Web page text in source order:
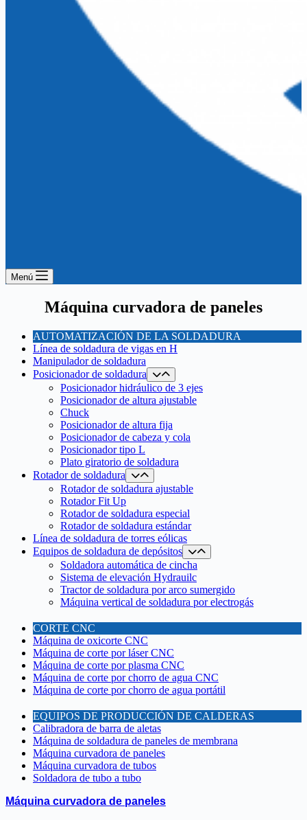
Menú
Máquina curvadora de paneles
AUTOMATIZACIÓN DE LA SOLDADURA
Línea de soldadura de vigas en H
Manipulador de soldadura
Posicionador de soldadura
Posicionador hidráulico de 3 ejes
Posicionador de altura ajustable
Chuck
Posicionador de altura fija
Posicionador de cabeza y cola
Posicionador tipo L
Plato giratorio de soldadura
Rotador de soldadura
Rotador de soldadura ajustable
Rotador Fit Up
Rotador de soldadura especial
Rotador de soldadura estándar
Línea de soldadura de torres eólicas
Equipos de soldadura de depósitos
Soldadora automática de cincha
Sistema de elevación Hydrauilc
Tractor de soldadura por arco sumergido
Máquina vertical de soldadura por electrogás
CORTE CNC
Máquina de oxicorte CNC
Máquina de corte por láser CNC
Máquina de corte por plasma CNC
Máquina de corte por chorro de agua CNC
Máquina de corte por chorro de agua portátil
EQUIPOS DE PRODUCCIÓN DE CALDERAS
Calibradora de barra de aletas
Máquina de soldadura de paneles de membrana
Máquina curvadora de paneles
Máquina curvadora de tubos
Soldadora de tubo a tubo
Máquina curvadora de paneles